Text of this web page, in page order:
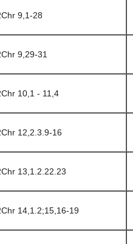
9,1-28
9,29-31
10,1 - 11,4
12,2.3.9-16
13,1.2.22.23
14,1.2;15,16-19